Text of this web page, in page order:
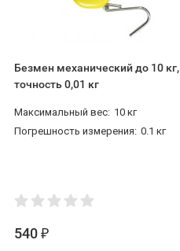
Безмен механический до 10 кг,
точность 0,01 кг
Максимальный вес: 10 кг
Погрешность измерения: 0.1 кг
540 ₽